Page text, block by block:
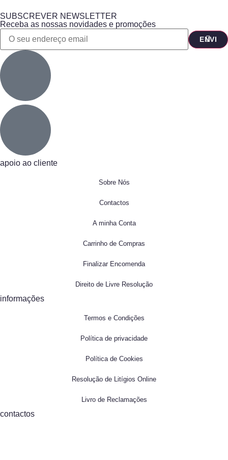
SUBSCREVER NEWSLETTER
Receba as nossas novidades e promoções
apoio ao cliente
Sobre Nós
Contactos
A minha Conta
Carrinho de Compras
Finalizar Encomenda
Direito de Livre Resolução
informações
Termos e Condições
Política de privacidade
Política de Cookies
Resolução de Litígios Online
Livro de Reclamações
contactos